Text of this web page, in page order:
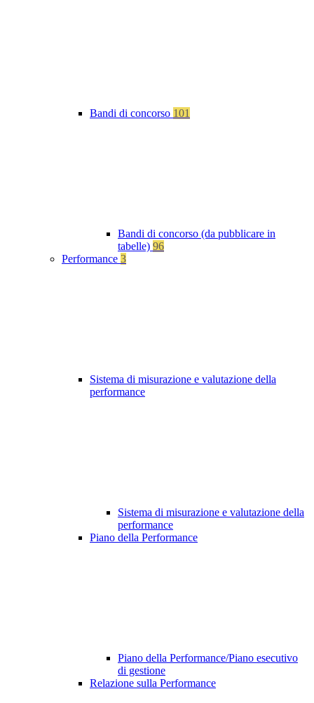
Bandi di concorso 101
Bandi di concorso (da pubblicare in
tabelle) 96
Performance 3
Sistema di misurazione e valutazione della
performance
Sistema di misurazione e valutazione della
performance
Piano della Performance
Piano della Performance/Piano esecutivo
di gestione
Relazione sulla Performance